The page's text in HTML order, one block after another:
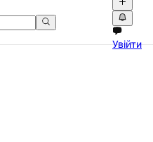
8MP Full
Якісна модель з
Увійти